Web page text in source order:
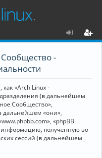
-
«Arch Linux -
(в дальнейшем
Сообщество»,
дальнейшем «они»,
«phpBB
информацию, полученную во
сессий (в дальнейшем